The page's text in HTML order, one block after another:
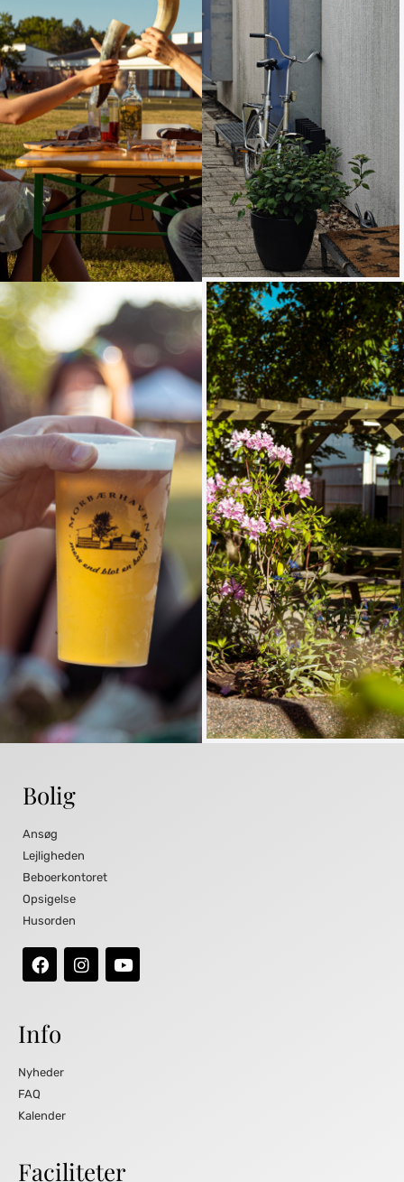
Bolig
Ansøg
Lejligheden
Beboerkontoret
Opsigelse
Husorden
Info
Nyheder
FAQ
Kalender
Faciliteter